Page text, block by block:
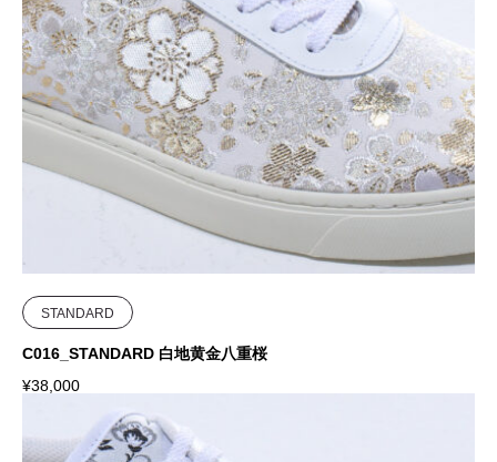
STANDARD
C016_STANDARD 白地黄金八重桜
¥38,000